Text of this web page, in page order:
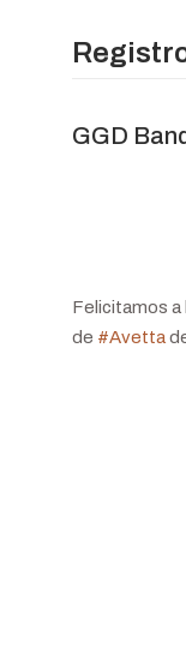
GGD
Felicitamos a
de #Avetta